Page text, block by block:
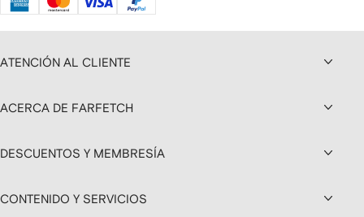
ATENCIÓN AL CLIENTE
ACERCA DE FARFETCH
DESCUENTOS Y MEMBRESÍA
CONTENIDO Y SERVICIOS